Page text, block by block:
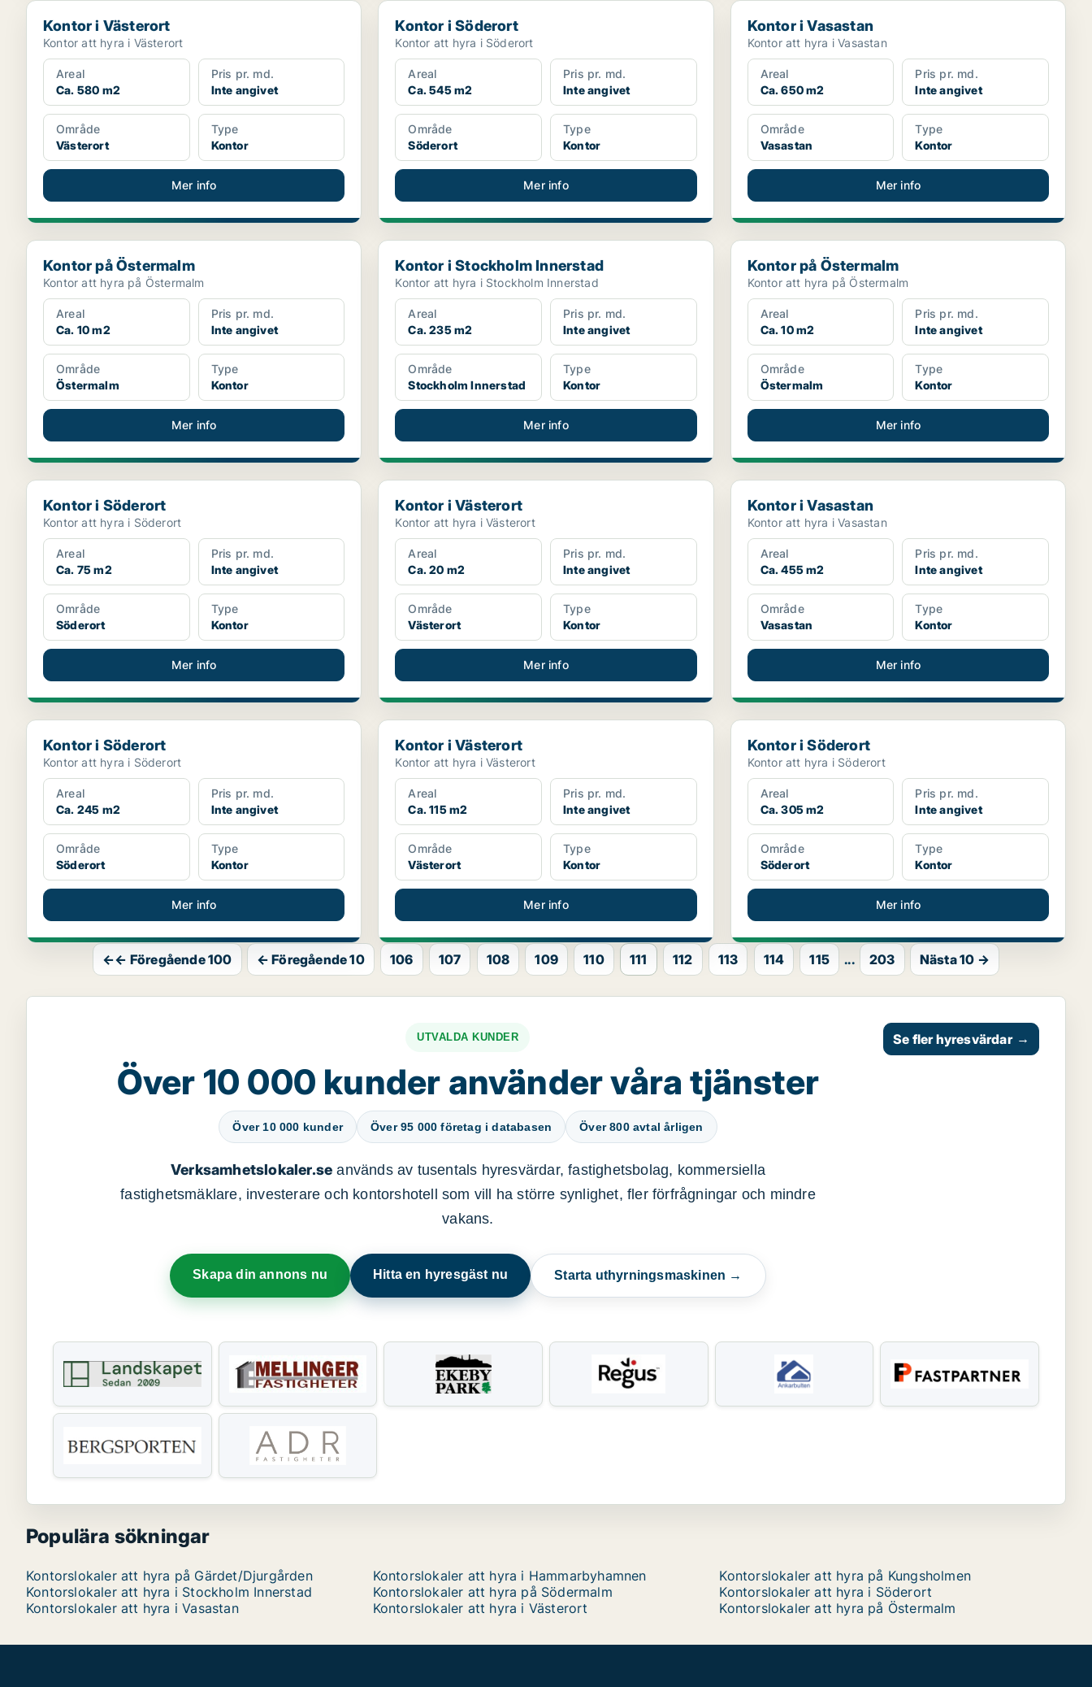
Kontor i Västerort
Kontor i Västerort
Kontor att hyra i Västerort
Areal
Ca. 580 m2
Pris pr. md.
Inte angivet
Område
Västerort
Type
Kontor
Mer info
Kontor i Söderort
Kontor i Söderort
Kontor att hyra i Söderort
Areal
Ca. 545 m2
Pris pr. md.
Inte angivet
Område
Söderort
Type
Kontor
Mer info
Kontor i Vasastan
Kontor i Vasastan
Kontor att hyra i Vasastan
Areal
Ca. 650 m2
Pris pr. md.
Inte angivet
Område
Vasastan
Type
Kontor
Mer info
Kontor på Östermalm
Kontor på Östermalm
Kontor att hyra på Östermalm
Areal
Ca. 10 m2
Pris pr. md.
Inte angivet
Område
Östermalm
Type
Kontor
Mer info
Kontor i Stockholm Innerstad
Kontor i Stockholm Innerstad
Kontor att hyra i Stockholm Innerstad
Areal
Ca. 235 m2
Pris pr. md.
Inte angivet
Område
Stockholm Innerstad
Type
Kontor
Mer info
Kontor på Östermalm
Kontor på Östermalm
Kontor att hyra på Östermalm
Areal
Ca. 10 m2
Pris pr. md.
Inte angivet
Område
Östermalm
Type
Kontor
Mer info
Kontor i Söderort
Kontor i Söderort
Kontor att hyra i Söderort
Areal
Ca. 75 m2
Pris pr. md.
Inte angivet
Område
Söderort
Type
Kontor
Mer info
Kontor i Västerort
Kontor i Västerort
Kontor att hyra i Västerort
Areal
Ca. 20 m2
Pris pr. md.
Inte angivet
Område
Västerort
Type
Kontor
Mer info
Kontor i Vasastan
Kontor i Vasastan
Kontor att hyra i Vasastan
Areal
Ca. 455 m2
Pris pr. md.
Inte angivet
Område
Vasastan
Type
Kontor
Mer info
Kontor i Söderort
Kontor i Söderort
Kontor att hyra i Söderort
Areal
Ca. 245 m2
Pris pr. md.
Inte angivet
Område
Söderort
Type
Kontor
Mer info
Kontor i Västerort
Kontor i Västerort
Kontor att hyra i Västerort
Areal
Ca. 115 m2
Pris pr. md.
Inte angivet
Område
Västerort
Type
Kontor
Mer info
Kontor i Söderort
Kontor i Söderort
Kontor att hyra i Söderort
Areal
Ca. 305 m2
Pris pr. md.
Inte angivet
Område
Söderort
Type
Kontor
Mer info
←← Föregående 100 ← Föregående 10 106 107 108 109 110 111 112 113 114 115 ... 203 Nästa 10 →
UTVALDA KUNDER
Över 10 000 kunder använder våra tjänster
Över 10 000 kunder Över 95 000 företag i databasen Över 800 avtal årligen
Verksamhetslokaler.se används av tusentals hyresvärdar, fastighetsbolag, kommersiella
fastighetsmäklare, investerare och kontorshotell som vill ha större synlighet, fler förfrågningar och mindre
vakans.
Skapa din annons nu Hitta en hyresgäst nu Starta uthyrningsmaskinen →
Se fler hyresvärdar →
Populära sökningar
Kontorslokaler att hyra på Gärdet/Djurgården Kontorslokaler att hyra i Hammarbyhamnen
Kontorslokaler att hyra på Kungsholmen
Kontorslokaler att hyra i Stockholm Innerstad
Kontorslokaler att hyra på Södermalm
Kontorslokaler att hyra i Söderort
Kontorslokaler att hyra i Vasastan
Kontorslokaler att hyra i Västerort Kontorslokaler att hyra på Östermalm